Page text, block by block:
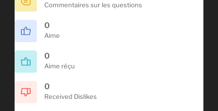
Commentaires sur les questions
0
Aime
0
Aime réçu
0
Received Dislikes